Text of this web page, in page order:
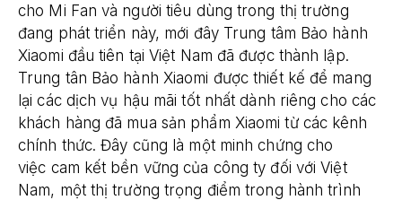
cho Mi Fan và người tiêu dùng trong thị trường
đang phát triển này, mới đây Trung tâm Bảo hành
Xiaomi đầu tiên tại Việt Nam đã được thành lập.
Trung tân Bảo hành Xiaomi được thiết kế để mang
lại các dịch vụ hậu mãi tốt nhất dành riêng cho các
khách hàng đã mua sản phẩm Xiaomi từ các kênh
chính thức. Đây cũng là một minh chứng cho
việc cam kết bền vững của công ty đối với Việt
Nam, một thị trường trọng điểm trong hành trình